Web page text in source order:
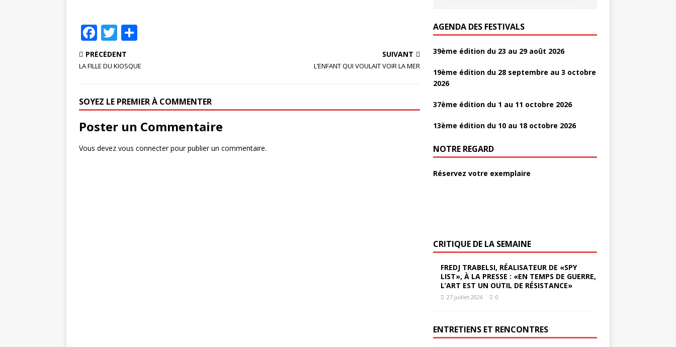
F
a
c
b
o
o
k
T
w
it
r
ta
e
r
PRÉCÉDENT
LA FILLE DU KIOSQUE
SUIVANT
L’ENFANT QUI VOULAIT VOIR LA MER
SOYEZ LE PREMIER À COMMENTER
Poster un Commentaire
Vous devez vous connecterpour publier un commentaire.
AGENDA DES FESTIVALS
39ème édition du 23 au 29 août 2026
19ème édition du 28 septembre au 3 octobre
2026
37ème édition du 1 au 11 octobre 2026
13ème édition du 10 au 18 octobre 2026
NOTRE REGARD
Réservez votre exemplaire
CRITIQUE DE LA SEMAINE
FREDJ TRABELSI, RÉALISATEUR DE «SPY
LIST», À LA PRESSE : «EN TEMPS DE GUERRE,
L’ART EST UN OUTIL DE RÉSISTANCE»
27 juillet 2026 0
ENTRETIENS ET RENCONTRES